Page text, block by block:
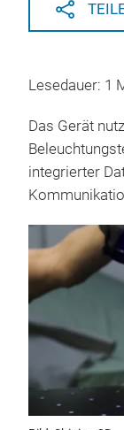
Lesedauer: 1
Das Gerät
integrierter